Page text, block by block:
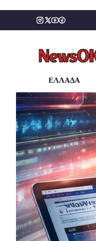
περιεχόμενο
ΕΛΛΑΔΑ